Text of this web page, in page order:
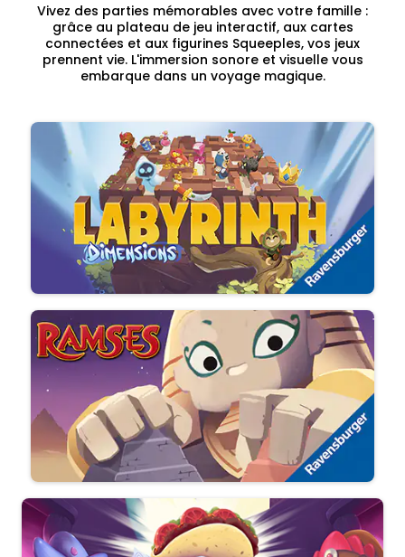
Vivez des parties mémorables avec votre famille :
grâce au plateau de jeu interactif, aux cartes
connectées et aux figurines Squeeples, vos jeux
prennent vie. L'immersion sonore et visuelle vous
embarque dans un voyage magique.